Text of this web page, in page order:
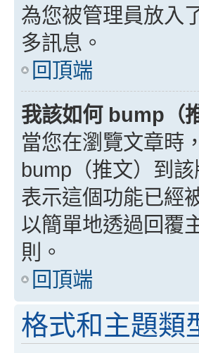
為您被管理員放入
多訊息。
回頂端
我該如何 bump（
當您在瀏覽文章時
bump（推文）到
表示這個功能已經
以簡單地透過回覆
則。
回頂端
格式和主題類